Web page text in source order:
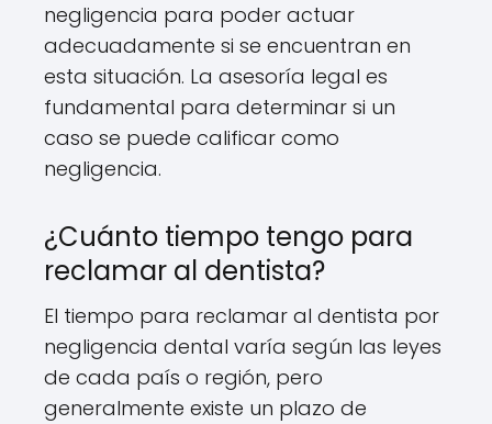
negligencia para poder actuar
adecuadamente si se encuentran en
esta situación. La asesoría legal es
fundamental para determinar si un
caso se puede calificar como
negligencia.
¿Cuánto tiempo tengo para
reclamar al dentista?
El tiempo para reclamar al dentista por
negligencia dental varía según las leyes
de cada país o región, pero
generalmente existe un plazo de